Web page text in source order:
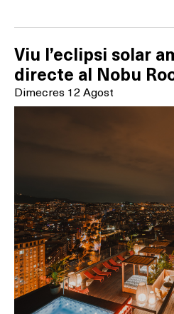
Viu l’eclipsi solar
directe al Nobu
Dimecres 12 Agost